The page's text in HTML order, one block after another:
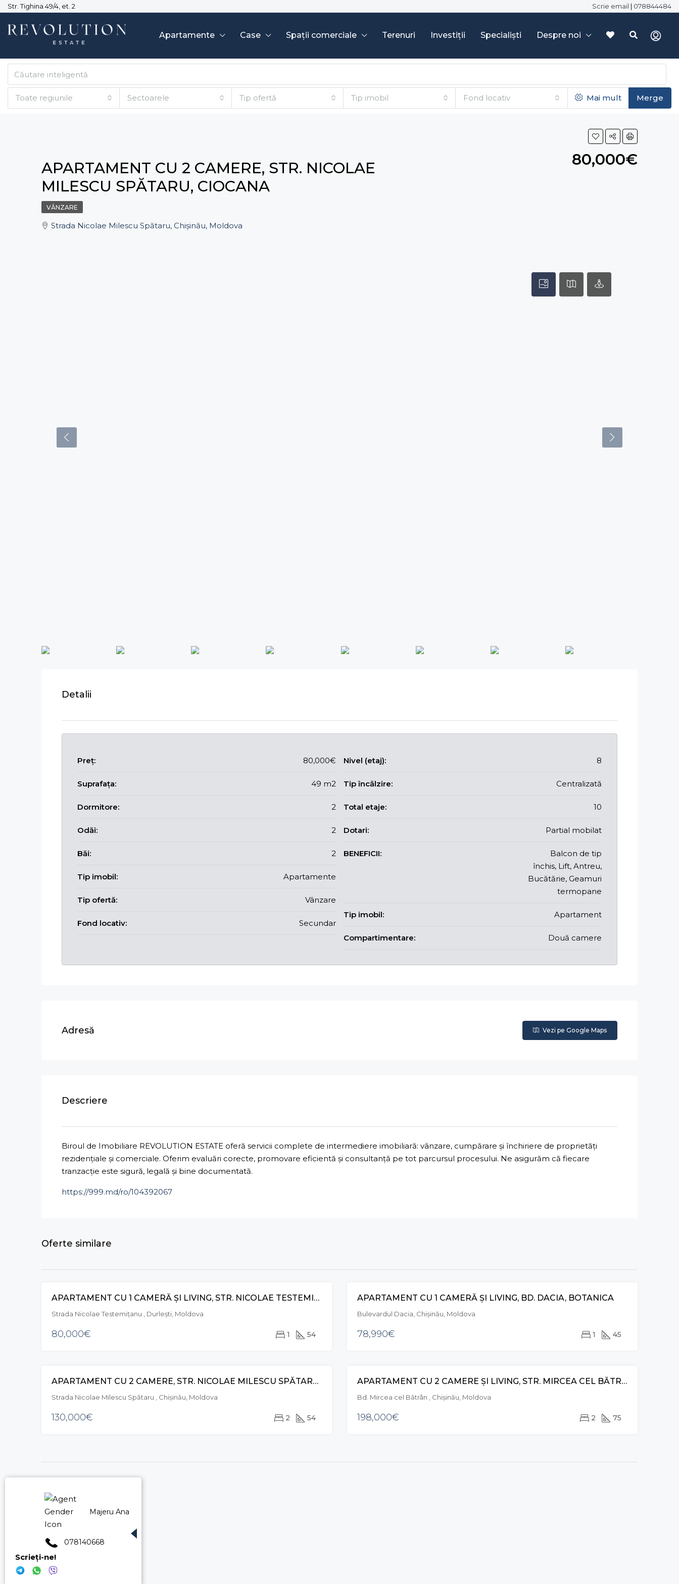
Str. Tighina 49/4, et. 2 Scrie email | 078844484
Apartamente Case Spații comerciale Terenuri Investiții Specialiști Despre noi
Toate regiunile Sectoarele Tip ofertă Tip imobil Fond locativ Mai mult Merge
APARTAMENT CU 2 CAMERE, STR. NICOLAE
MILESCU SPĂTARU, CIOCANA
80,000€
VÂNZARE
Strada Nicolae Milescu Spătaru, Chișinău, Moldova
Detalii
Preț: 80,000€
Suprafața: 49 m2
Dormitore: 2
Odăi: 2
Băi: 2
Tip imobil: Apartamente
Tip ofertă: Vânzare
Fond locativ: Secundar
Nivel (etaj): 8
Tip încălzire: Centralizată
Total etaje: 10
Dotari: Partial mobilat
BENEFICII:
Balcon de tip
închis, Lift, Antreu,
Bucătărie, Geamuri
termopane
Tip imobil: Apartament
Compartimentare: Două camere
Adresă Vezi pe Google Maps
Descriere
Biroul de Imobiliare REVOLUTION ESTATE oferă servicii complete de intermediere imobiliară: vânzare, cumpărare și închiriere de proprietăți
rezidențiale și comerciale. Oferim evaluări corecte, promovare eficientă și consultanță pe tot parcursul procesului. Ne asigurăm că fiecare
tranzacție este sigură, legală și bine documentată.
https://999.md/ro/104392067
Oferte similare
VÂNZARE
APARTAMENT CU 1 CAMERĂ ŞI LIVING, STR. NICOLAE TESTEMIȚANU, DURLEȘTI
Strada Nicolae Testemițanu , Durleşti, Moldova
80,000€ 1 54
VÂNZARE
APARTAMENT CU 1 CAMERĂ ȘI LIVING, BD. DACIA, BOTANICA
Bulevardul Dacia, Chișinău, Moldova
78,990€ 1 45
VÂNZARE
APARTAMENT CU 2 CAMERE, STR. NICOLAE MILESCU SPĂTARU, CIOCANA
Strada Nicolae Milescu Spătaru , Chișinău, Moldova
130,000€ 2 54
VÂNZAREAPARTAMENT CU 2 CAMERE ȘI LIVING, STR. MIRCEA CEL BĂTRÂN, CIOCANA
Bd. Mircea cel Bătrân , Chișinău, Moldova
198,000€ 2 75
Majeru Ana
078140668
Scrieți-ne!